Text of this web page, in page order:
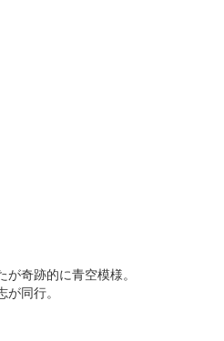
奇跡的に青空模様。
同行。